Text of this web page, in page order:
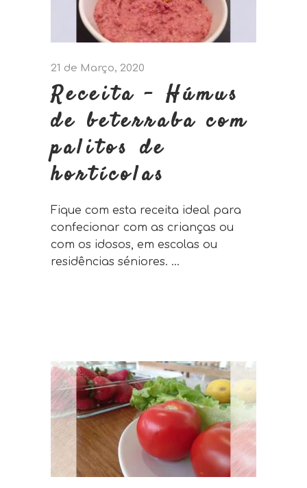
21 de Março, 2020
Receita – Húmus
de beterraba com
palitos de
hortícolas
Fique com esta receita ideal para
confecionar com as crianças ou
com os idosos, em escolas ou
residências séniores.